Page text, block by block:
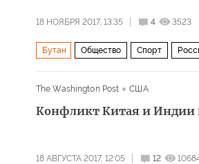
18 НОЯБРЯ 2017, 13:35 4 3523
Бутан Общество Спорт
Новая Зеландия
Чемпионат мира по футболу 2018
The Washington Post США
Конфликт Китая и Индии
18 АВГУСТА 2017, 12:05 12